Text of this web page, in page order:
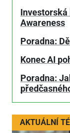
Awareness
Poradna:
Konec AI
Poradna:
AKTUÁLNÍ